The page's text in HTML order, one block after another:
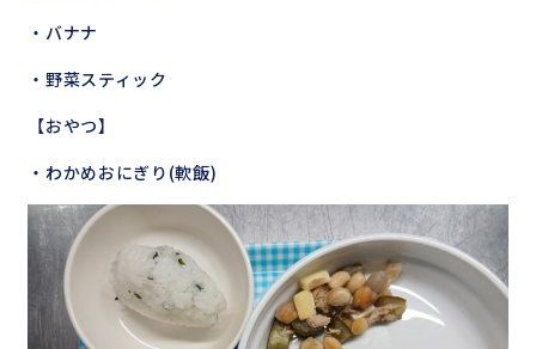
・バナナ
・野菜スティック
【おやつ】
・わかめおにぎり(軟飯)